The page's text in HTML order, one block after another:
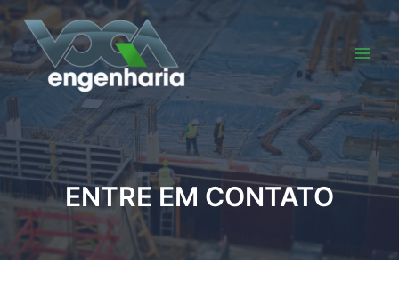
para
conteúdo
Main
ENTRE EM CONTATO